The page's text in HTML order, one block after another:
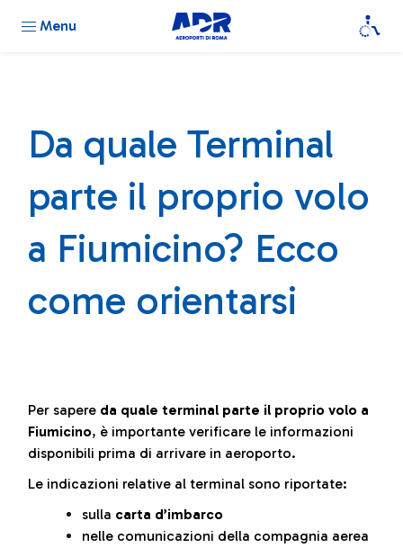
Menu
Da quale Terminal
parte il proprio volo
a Fiumicino? Ecco
come orientarsi
Per sapere da quale terminal parte il proprio volo a
Fiumicino, è importante verificare le informazioni
disponibili prima di arrivare in aeroporto.
Le indicazioni relative al terminal sono riportate:
sulla carta d’imbarco
nelle comunicazioni della compagnia aerea